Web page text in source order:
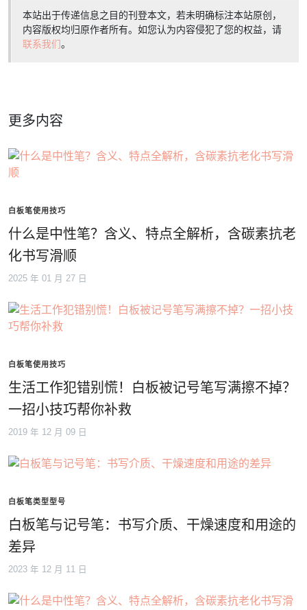
本站出于传递信息之目的刊登本文，若未明确标注本站原创，
内容版权均归原作者所有。如您认为内容侵犯了您的权益，请
联系我们。
更多内容
白板笔使用技巧
什么是中性笔？含义、特点全解析，含碳素抗老
化书写滑顺
2025 年 01 月 27 日
白板笔使用技巧
生活工作犯错别慌！白板被记号笔写满擦不掉？
一招小技巧帮你补救
2019 年 12 月 09 日
白板笔类型型号
白板笔与记号笔：书写介质、干燥速度和用途的
差异
2023 年 12 月 11 日